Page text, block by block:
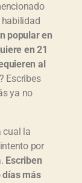
popular en
en 21
al
Escribes
ya no
cual la
por
Escriben
días más